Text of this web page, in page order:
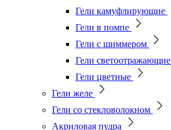
Гели камуфлирующие
Гели в помпе
Гели с шиммером
Гели светоотражающие
Гели цветные
Гели желе
Гели со стекловолокном
Акриловая пудра